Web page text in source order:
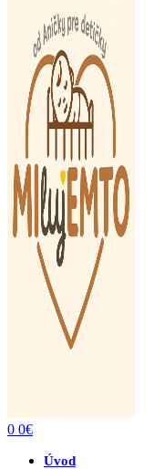
0 0€
Úvod